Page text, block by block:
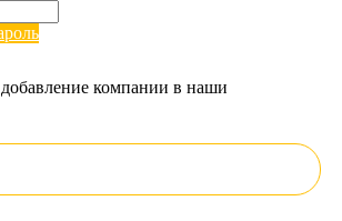
добавление компании в наши